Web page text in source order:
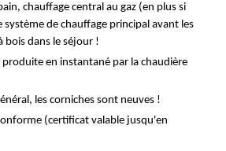
chauffage central au gaz (en plus si
système de chauffage principal avant les
bois dans le séjour !
produite en instantané par la chaudière
les corniches sont neuves !
(certificat valable jusqu'en